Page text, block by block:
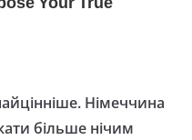
Німеччина
більше нічим